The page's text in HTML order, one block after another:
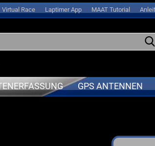
Virtual Race Laptimer App MAAT Tutorial
BMW
GPS ANTENNEN